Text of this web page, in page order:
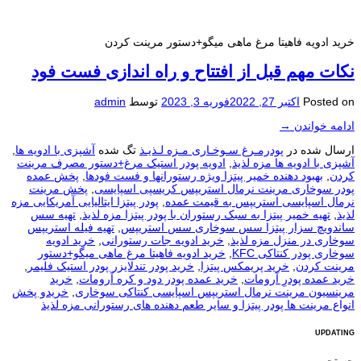
خرید ادویه فاهیتا مرغ ماهی میگو+دستور مرینت کردن
نکات مهم قبل از افتتاح و راه اندازی فست فود
Posted on اکتبر 27, 2022 فوریه 3, 2023 توسط admin
ادامه خواندن →
ارسال شده در پودرمـرغ سـوخـاری مـزه لـذیـذ تگ شده آشپزی با ادویه ها,
آشپزی با ادویه ها مزه لذیذ, ادویه پودر استیک مرغ+دستور مصرف مرینت
کردن, بهبود دهنده خمیر پیتزا ویژه رستورانها و فست فودها, پخش عمده
پودر سوخاری مرینت نرمال استريپس کریسپی اسپایسی, پخش مرینت
نرمال اسپایسی استریپس به قیمت عمده, پودر پیتزا ایتالیایی آمریکایی مزه
لذیذ, تهیه خمیر پیتزا به سبک رستوران با پودر پیتزا مزه لذیذ, تهیه سس
ساندویچ سزار پیتزا سس سوخاری سس استریپس, تهیه فیله استریپس
سوخاری در منزل مزه لذیذ, خرید ادویه جات رستورانی, خرید ادویه
سوخاری پودر کنتاکی KFC
, خرید ادویه فاهیتا مرغ ماهی میگو+دستور
مرینت کردن, خرید پریمکس پیتزا, خرید پودر تندلایزر پودر استیک فلیمر ,
خرید عمده پودرِ آرومات, خرید عمده پودر دود و کره آرومات, خرید
مرینسیون مرینت نرمال استریپس اسپایسی کنتاکی سوخاری, خریدو پخش
انواع مرینت ها پودر پیتزا و سایر طعم دهنده های رستورانی مزه لذیذ
UPDATING